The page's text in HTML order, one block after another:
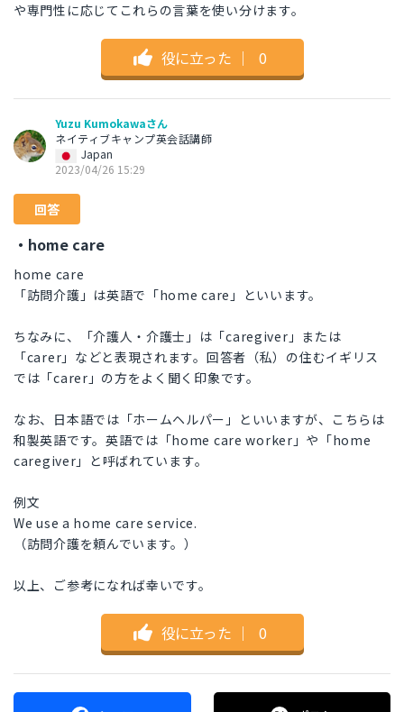
や専門性に応じてこれらの言葉を使い分けます。
役に立った ｜ 0
Yuzu Kumokawaさん
ネイティブキャンプ英会話講師
Japan
2023/04/26 15:29
回答
・home care
home care
「訪問介護」は英語で「home care」といいます。
ちなみに、「介護人・介護士」は「caregiver」または
「carer」などと表現されます。回答者（私）の住むイギリス
では「carer」の方をよく聞く印象です。
なお、日本語では「ホームヘルパー」といいますが、こちらは
和製英語です。英語では「home care worker」や「home
caregiver」と呼ばれています。
例文
We use a home care service.
（訪問介護を頼んでいます。）
以上、ご参考になれば幸いです。
役に立った ｜ 0